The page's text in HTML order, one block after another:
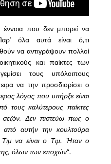
που δεν μπορεί να
όλα αυτά είναι ό,τι
να αντιγράψουν πολλοί
και παίκτες των
τους υπόλοιπους
να την προσδιορίσει ο
λόγος που υπήρξε είναι
τους καλύτερους παίκτες
Δεν πιστεύω πως ο
από αυτήν την κουλτούρα
να είναι ο Τιμ. Ήταν ο
όλων των εποχών“.